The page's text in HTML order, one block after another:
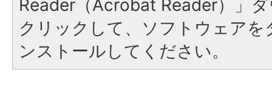
Reader（Acrobat Reader）」
クリックして、ソフトウェア
ンストールしてください。